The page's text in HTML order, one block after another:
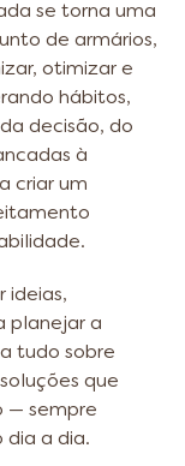
se torna uma
de armários,
otimizar e
hábitos,
decisão, do
à
criar um
ideias,
planejar a
tudo sobre
que
— sempre
dia a dia.